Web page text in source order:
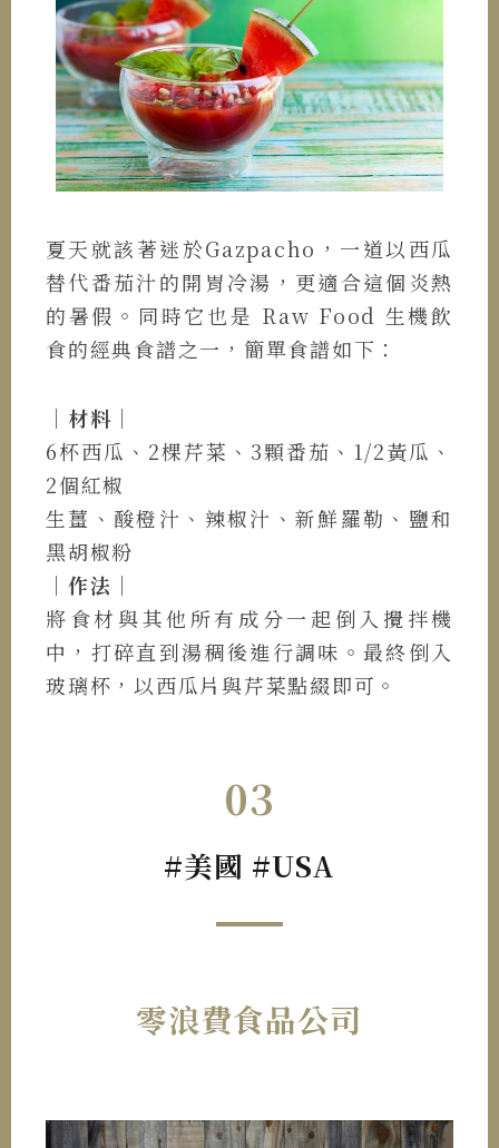
夏天就該著迷於Gazpacho，一道以西瓜
替代番茄汁的開胃冷湯，更適合這個炎熱
的暑假。同時它也是 Raw Food 生機飲
食的經典食譜之一，簡單食譜如下：
｜材料｜
6杯西瓜、2棵芹菜、3顆番茄、1/2黃瓜、
2個紅椒
生薑、酸橙汁、辣椒汁、新鮮羅勒、鹽和
黑胡椒粉
｜作法｜
將食材與其他所有成分一起倒入攪拌機
中，打碎直到湯稠後進行調味。最終倒入
玻璃杯，以西瓜片與芹菜點綴即可。
03
#美國 #USA
零浪費食品公司